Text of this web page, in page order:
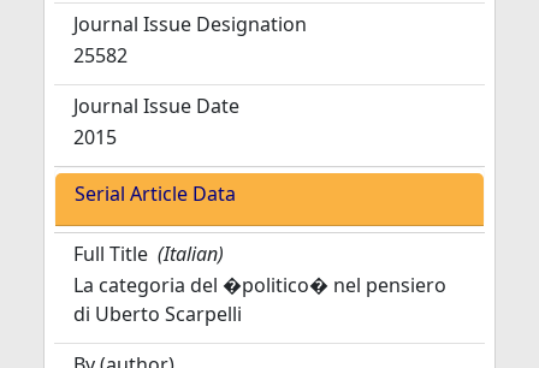
Journal Issue Designation
25582
Journal Issue Date
2015
Serial Article Data
Full Title (Italian)
La categoria del �politico� nel pensiero
di Uberto Scarpelli